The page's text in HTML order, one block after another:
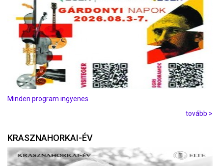
Minden program ingyenes
tovább >
KRASZNAHORKAI-ÉV